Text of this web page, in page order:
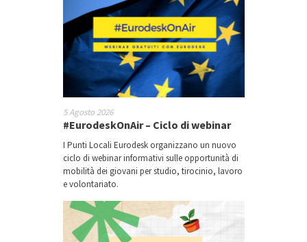
5 Agosto 2026
#EurodeskOnAir – Ciclo di webinar
I Punti Locali Eurodesk organizzano un nuovo
ciclo di webinar informativi sulle opportunità di
mobilità dei giovani per studio, tirocinio, lavoro
e volontariato.